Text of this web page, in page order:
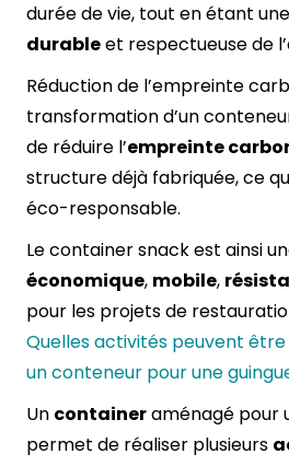
durée de vie, tout en étant
durableet respectueuse de
Réduction de l’empreinte
transformation d’un
de réduire l’empreinte
structure déjà fabriquée, ce
éco-responsable.
Le container snack est ainsi
économique, mobile,
pour les projets de
Quelles activités peuvent être
un conteneur pour une
Un containeraménagé pour
permet de réaliser plusieurs